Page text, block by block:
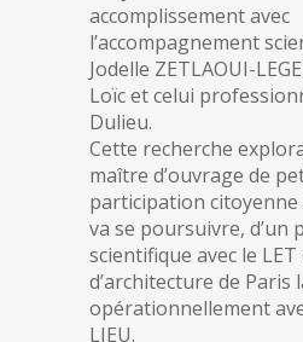
accomplissement avec
l’accompagnement
Jodelle ZETLAOUI-
Loïc et celui
Dulieu.
Cette recherche
maître d’ouvrage de
participation
va se poursuivre, d’un
scientifique avec le LET
d’architecture de Paris
opérationnellement
LIEU.